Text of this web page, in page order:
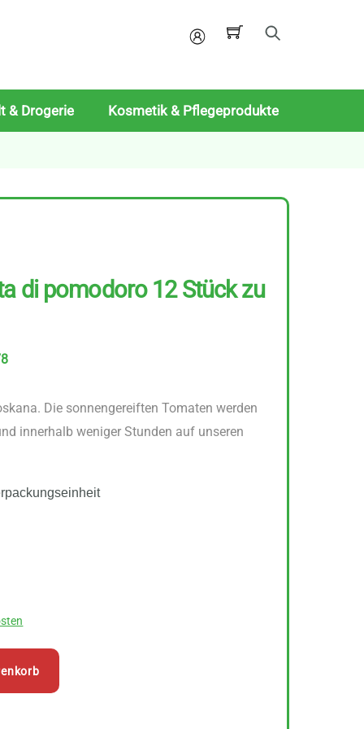
Mein
& Drogerie Kosmetik & Pflegeprodukte
di pomodoro 12 Stück zu
Die sonnengereiften Tomaten werden
innerhalb weniger Stunden auf unseren